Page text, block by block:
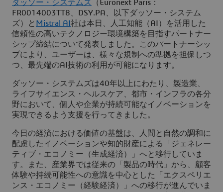
ダッソー・システムズ （Euronext Paris：
FR0014003TT8、DSY.PA、以下ダッソー・システム
ズ）と Mistral AI 社は本日、人工知能（AI）を活用した
信頼性の高いテクノロジー環境構築を目指すパートナー
シップ締結について発表しました。このパートナーシッ
プにより、ユーザーは、様々な規制への準拠を担保しつ
つ、最先端のAI技術の利用が可能になります。
ダッソー・システムズは40年以上にわたり、製造業、
ライフサイエンス・ヘルスケア、都市・インフラの各分
野において、個人や企業が持続可能なイノベーションを
実現できるよう支援を行ってきました。
今日の経済における価値の基盤は、人間と自然の調和に
配慮したイノベーションや知的財産による「ジェネレー
ティブ・エコノミー（生成経済）」へと移行していま
す。また、産業界では従来の「製品の時代」から、顧客
体験や持続可能性への意識を中心とした「エクスペリエ
ンス・エコノミー（経験経済）」への移行が進んでいま